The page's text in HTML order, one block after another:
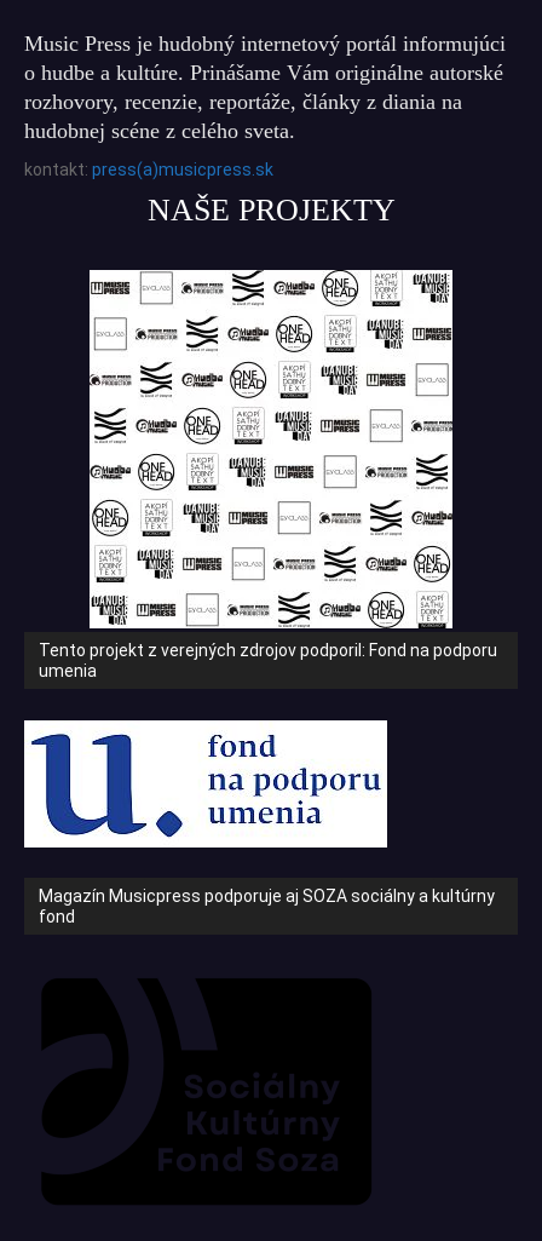
Music Press je hudobný internetový portál informujúci
o hudbe a kultúre. Prinášame Vám originálne autorské
rozhovory, recenzie, reportáže, články z diania na
hudobnej scéne z celého sveta.
kontakt: press(a)musicpress.sk
NAŠE PROJEKTY
Tento projekt z verejných zdrojov podporil: Fond na podporu
umenia
Magazín Musicpress podporuje aj SOZA sociálny a kultúrny
fond